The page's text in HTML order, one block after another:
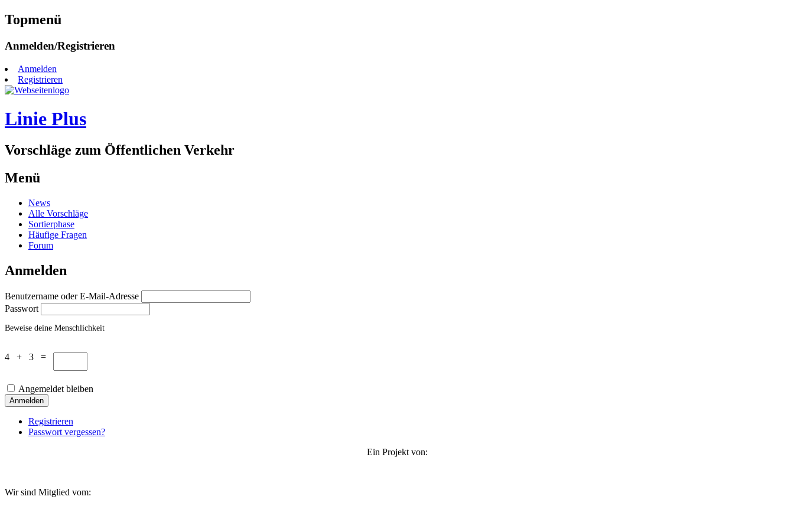
Topmenü
Zum
springen
Anmelden/Registrieren
Anmelden
Registrieren
Linie Plus
Vorschläge zum Öffentlichen Verkehr
Menü
Zum
Inhalt
springen
News
Alle Vorschläge
Sortierphase
Häufige Fragen
Forum
Anmelden
Benutzername oder E-Mail-Adresse
Passwort
Beweise deine Menschlichkeit
4 + 3 =
Angemeldet bleiben
Anmelden
Registrieren
Passwort vergessen?
Ein Projekt von:
Wir sind Mitglied vom: